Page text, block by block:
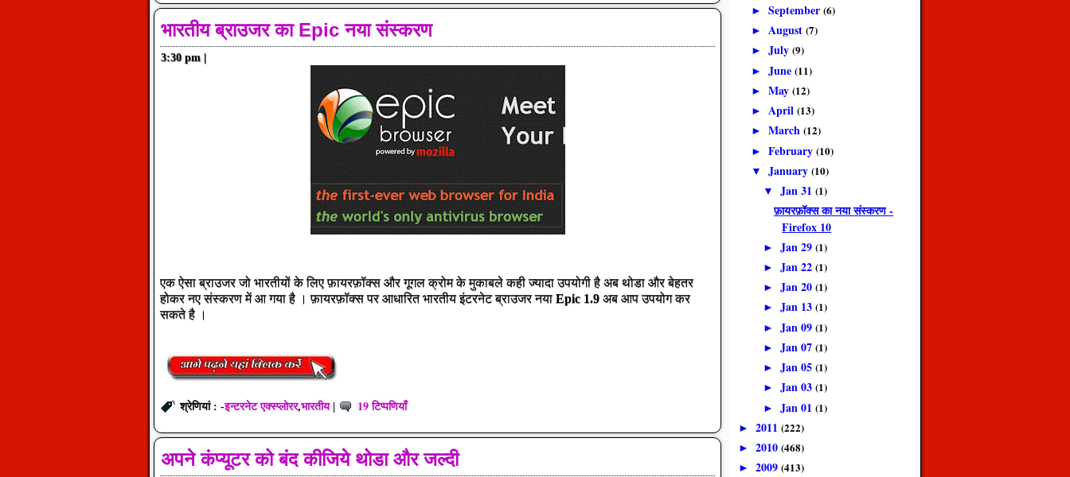
भारतीय ब्राउजर का Epic नया संस्करण
3:30 pm |
एक ऐसा ब्राउजर जो भारतीयों के लिए फ़ायरफ़ॉक्स और गूगल क्रोम के मुकाबले कही ज्यादा उपयोगी है अब थोडा और बेहतर
होकर नए संस्करण में आ गया है । फ़ायरफ़ॉक्स पर आधारित भारतीय इंटरनेट ब्राउजर नया Epic 1.9 अब आप उपयोग कर
सकते है ।
श्रेणियां : -इन्टरनेट एक्स्प्लोरर,भारतीय| 19 टिप्पणियाँ
अपने कंप्यूटर को बंद कीजिये थोडा और जल्दी
► September (6)
► August (7)
► July (9)
► June (11)
► May (12)
► April (13)
► March (12)
► February (10)
▼ January (10)
▼Jan 31(1)
फ़ायरफ़ॉक्स का नया संस्करण -
Firefox 10
►Jan 29(1)
►Jan 22(1)
►Jan 20(1)
►Jan 13(1)
►Jan 09(1)
►Jan 07(1)
►Jan 05(1)
►Jan 03(1)
►Jan 01(1)
► 2011 (222)
► 2010 (468)
► 2009 (413)